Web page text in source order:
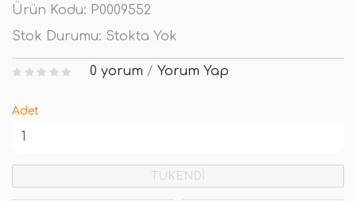
Ürün Kodu: P0009552
Stok Durumu: Stokta Yok
0 yorum / Yorum Yap
Adet
TÜKENDİ